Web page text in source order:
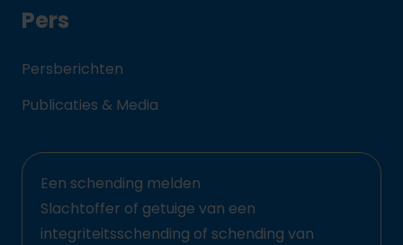
Pers
Persberichten
Publicaties & Media
Een schending melden
Slachtoffer of getuige van een
integriteitsschending of schending van